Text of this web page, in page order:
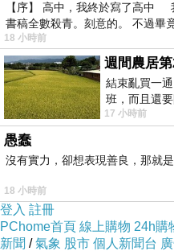
【序】 高中，我終於寫了高中
書稿全數殺青。刻意的。 不過畢
18 小時前
結束亂買一
班，而且還
花不少錢，
17 小時前
愚蠢
沒有實力，卻想表現善良，那就是
18 小時前
登入 註冊
PChome首頁 線上購物 24h購
新聞 /氣象 股市 個人新聞台